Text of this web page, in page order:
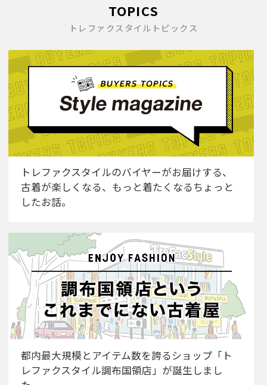
TOPICS
トレファクスタイルトピックス
トレファクスタイルのバイヤーがお届けする、
古着が楽しくなる、もっと着たくなるちょっと
したお話。
都内最大規模とアイテム数を誇るショップ「ト
レファクスタイル調布国領店」が誕生しまし